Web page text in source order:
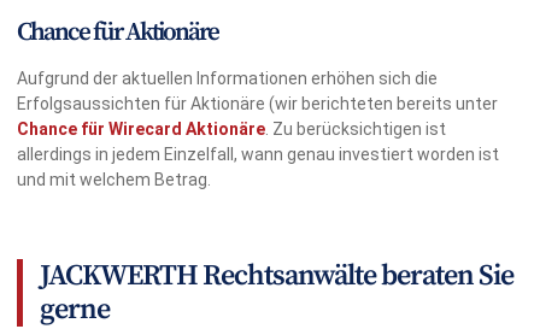
Chance für Aktionäre
Aufgrund der aktuellen Informationen erhöhen sich die
Erfolgsaussichten für Aktionäre (wir berichteten bereits unter
Chance für Wirecard Aktionäre. Zu berücksichtigen ist
allerdings in jedem Einzelfall, wann genau investiert worden ist
und mit welchem Betrag.
JACKWERTH Rechtsanwälte beraten Sie
gerne